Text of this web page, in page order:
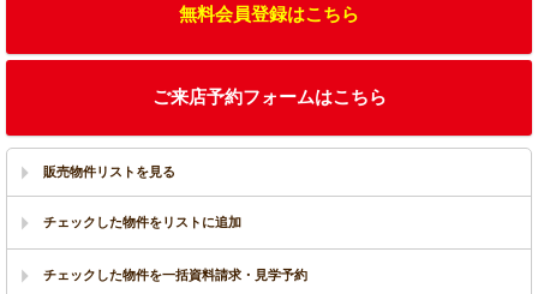
無料会員登録はこちら
ご来店予約フォームはこちら
販売物件リストを見る